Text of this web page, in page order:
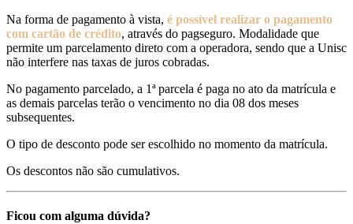
Na forma de pagamento à vista, é possível realizar o pagamento
com cartão de crédito, através do pagseguro. Modalidade que
permite um parcelamento direto com a operadora, sendo que a Unisc
não interfere nas taxas de juros cobradas.
No pagamento parcelado, a 1ª parcela é paga no ato da matrícula e
as demais parcelas terão o vencimento no dia 08 dos meses
subsequentes.
O tipo de desconto pode ser escolhido no momento da matrícula.
Os descontos não são cumulativos.
Ficou com alguma dúvida?